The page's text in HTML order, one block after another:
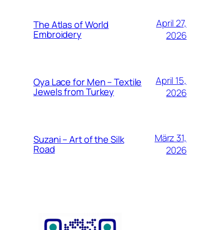
The Atlas of World
Embroidery
April 27,
2026
Oya Lace for Men – Textile
Jewels from Turkey
April 15,
2026
Suzani – Art of the Silk
Road
März 31,
2026